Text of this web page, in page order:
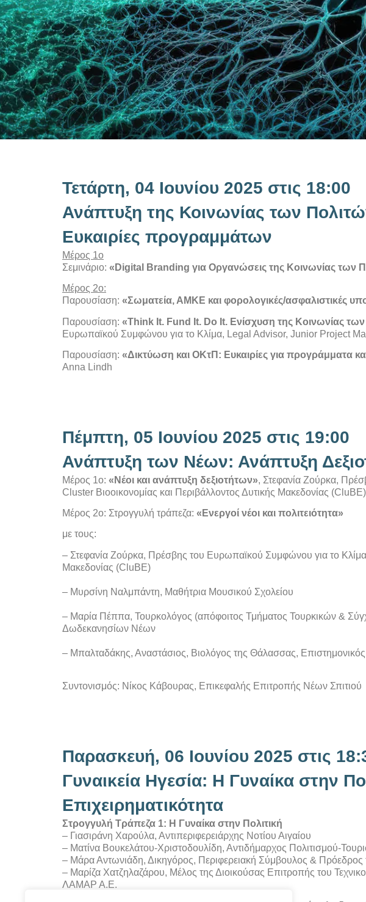
Τετάρτη, 04 Ιουνίου 2025 στις 18:00
Ανάπτυξη της Κοινωνίας των
Ευκαιρίες προγραμμάτων
Μέρος 1ο
Σεμινάριο: «Digital Branding για Οργανώσεις της Κοινωνίας των
Μέρος 2ο:
Παρουσίαση: «Σωματεία, ΑΜΚΕ και φορολογικές/ασφαλιστικές
Παρουσίαση: «Think It. Fund It. Do It. Ενίσχυση της Κοινωνίας
Ευρωπαϊκού Συμφώνου για το Κλίμα, Legal Advisor, Junior Project
Παρουσίαση: «Δικτύωση και ΟΚτΠ: Ευκαιρίες για προγράμματα
Anna Lindh
Πέμπτη, 05 Ιουνίου 2025 στις 19:00
Ανάπτυξη των Νέων: Ανάπτυξη
Μέρος 1ο: «Νέοι και ανάπτυξη δεξιοτήτων», Στεφανία Ζούρκα,
Cluster Bιοοικονομίας και Περιβάλλοντος Δυτικής Μακεδονίας (CluBE)
Μέρος 2ο: Στρογγυλή τράπεζα: «Ενεργοί νέοι και πολιτειότητα»
με τους:
– Στεφανία Ζούρκα, Πρέσβης του Ευρωπαϊκού Συμφώνου για το
Μακεδονίας (CluBE)
– Μυρσίνη Ναλμπάντη, Μαθήτρια Μουσικού Σχολείου
– Μαρία Πέππα, Τουρκολόγος (απόφοιτος Τμήματος Τουρκικών &
Δωδεκανησίων Νέων
– Μπαλταδάκης, Αναστάσιος, Βιολόγος της Θάλασσας,
Συντονισμός: Νίκος Κάβουρας, Επικεφαλής Επιτροπής Νέων Σπιτιού
Παρασκευή, 06 Ιουνίου 2025 στις
Γυναικεία Ηγεσία: Η Γυναίκα στην
Επιχειρηματικότητα
Στρογγυλή Τράπεζα 1: Η Γυναίκα στην Πολιτική
– Γιασιράνη Χαρούλα, Αντιπεριφερειάρχης Νοτίου Αιγαίου
– Ματίνα Βουκελάτου-Χριστοδουλίδη, Αντιδήμαρχος Πολιτισμού-
– Μάρα Αντωνιάδη, Δικηγόρος, Περιφερειακή Σύμβουλος & Πρόεδρος
– Μαρίζα Χατζηλαζάρου, Μέλος της Διοικούσας Επιτροπής του
ΛΑΜΑΡ Α.Ε.